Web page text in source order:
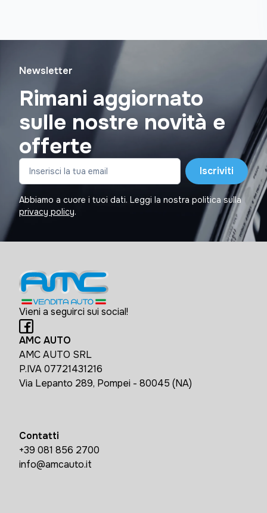
Newsletter
Rimani aggiornato
sulle nostre novità e
offerte
Iscriviti
Abbiamo a cuore i tuoi dati. Leggi la nostra politica sulla
privacy policy.
Vieni a seguirci sui social!
AMC AUTO
AMC AUTO SRL
P.IVA 07721431216
Via Lepanto 289, Pompei - 80045 (NA)
Contatti
+39 081 856 2700
info@amcauto.it